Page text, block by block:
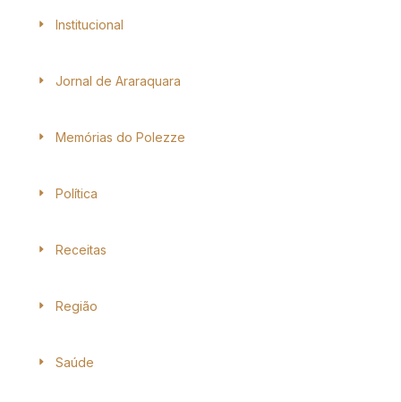
Institucional
Jornal de Araraquara
Memórias do Polezze
Política
Receitas
Região
Saúde